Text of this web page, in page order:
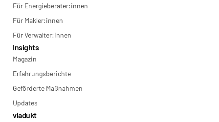
Für Energieberater:innen
Für Makler:innen
Für Verwalter:innen
Insights
Magazin
Erfahrungsberichte
Geförderte Maßnahmen
Updates
viadukt